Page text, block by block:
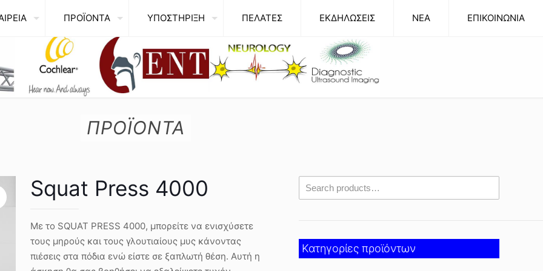
ΠΡΟΪΟΝΤΑ ΥΠΟΣΤΗΡΙΞΗ ΠΕΛΑΤΕΣ ΕΚΔΗΛΩΣΕΙΣ NEA ΕΠΙΚΟΙΝΩΝΙΑ
ΠΡΟΪΟΝΤΑ
Squat Press 4000
Με το SQUAT PRESS 4000, μπορείτε να ενισχύσετε
τους μηρούς και τους γλουτιαίους μυς κάνοντας
πιέσεις στα πόδια ενώ είστε σε ξαπλωτή θέση. Αυτή η
Κατηγορίες προϊόντων